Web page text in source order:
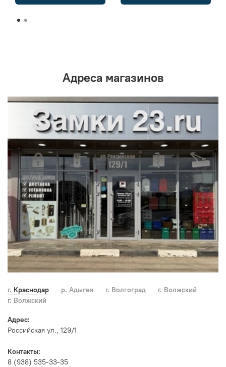
Адреса магазинов
г. Краснодар р. Адыгея г. Волгоград
г. Волжский
г. Волжский
Адрес:
Российская ул., 129/1
Контакты:
8 (938) 535-33-35